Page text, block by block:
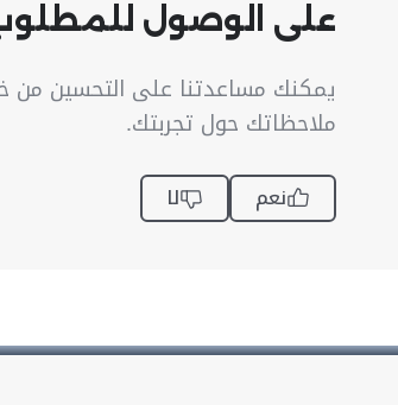
على الوصول
يمكنك مساعدتنا على التحسين من
ملاحظاتك حول تجربتك.
نعم لا